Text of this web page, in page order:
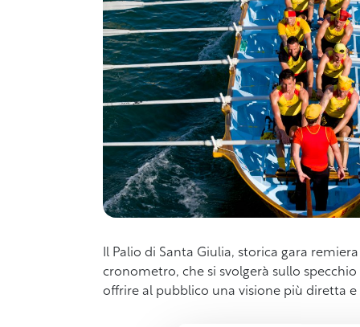
Il Palio di Santa Giulia, storica gara
cronometro, che si svolgerà sullo
offrire al pubblico una visione più diretta